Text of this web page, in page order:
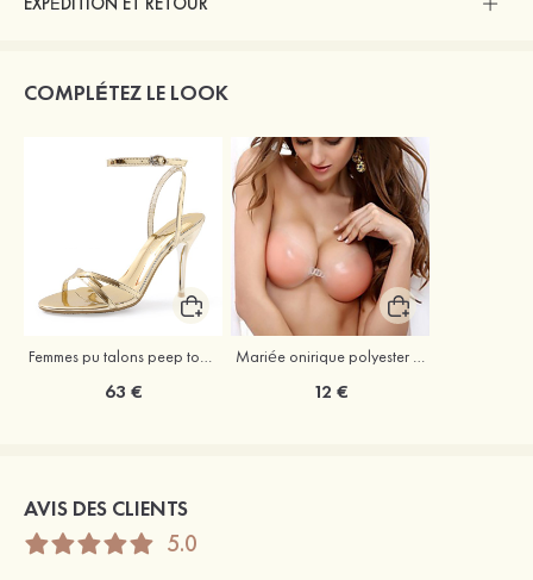
COMPLÉTEZ LE LOOK
Femmes pu talons peep toe sandales talon stiletto chaussures d'extérieur avec boucle
63 €
Mariée onirique polyester soutien-gorge
12 €
AVIS DES CLIENTS
5.0